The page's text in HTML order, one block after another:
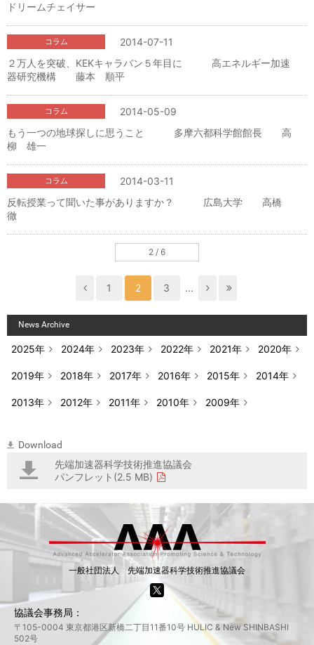
ドリームチェイサー
2014-07-11
コラム
２万人を突破、KEKキャラバン５年目に 高エネルギー加速
器研究機構 藤本 順平
2014-05-09
コラム
もう一つの地球探しに思うこと 多摩六都科学館館長 高
柳 雄一
2014-03-11
コラム
反転授業って聞いた事がありますか？ 広島大学 高橋
徹
2 / 6
1 2 3 ...
News Archive
2025年 2024年 2023年 2022年 2021年 2020年
2019年 2018年 2017年 2016年 2015年 2014年
2013年 2012年 2011年 2010年 2009年
Download
先端加速器科学技術推進協議会
パンフレット(2.5 MB)
一般社団法人 先端加速器科学技術推進協議会
協議会事務局：
〒105-0004 東京都港区新橋二丁目11番10号 HULIC & New SHINBASHI
502号